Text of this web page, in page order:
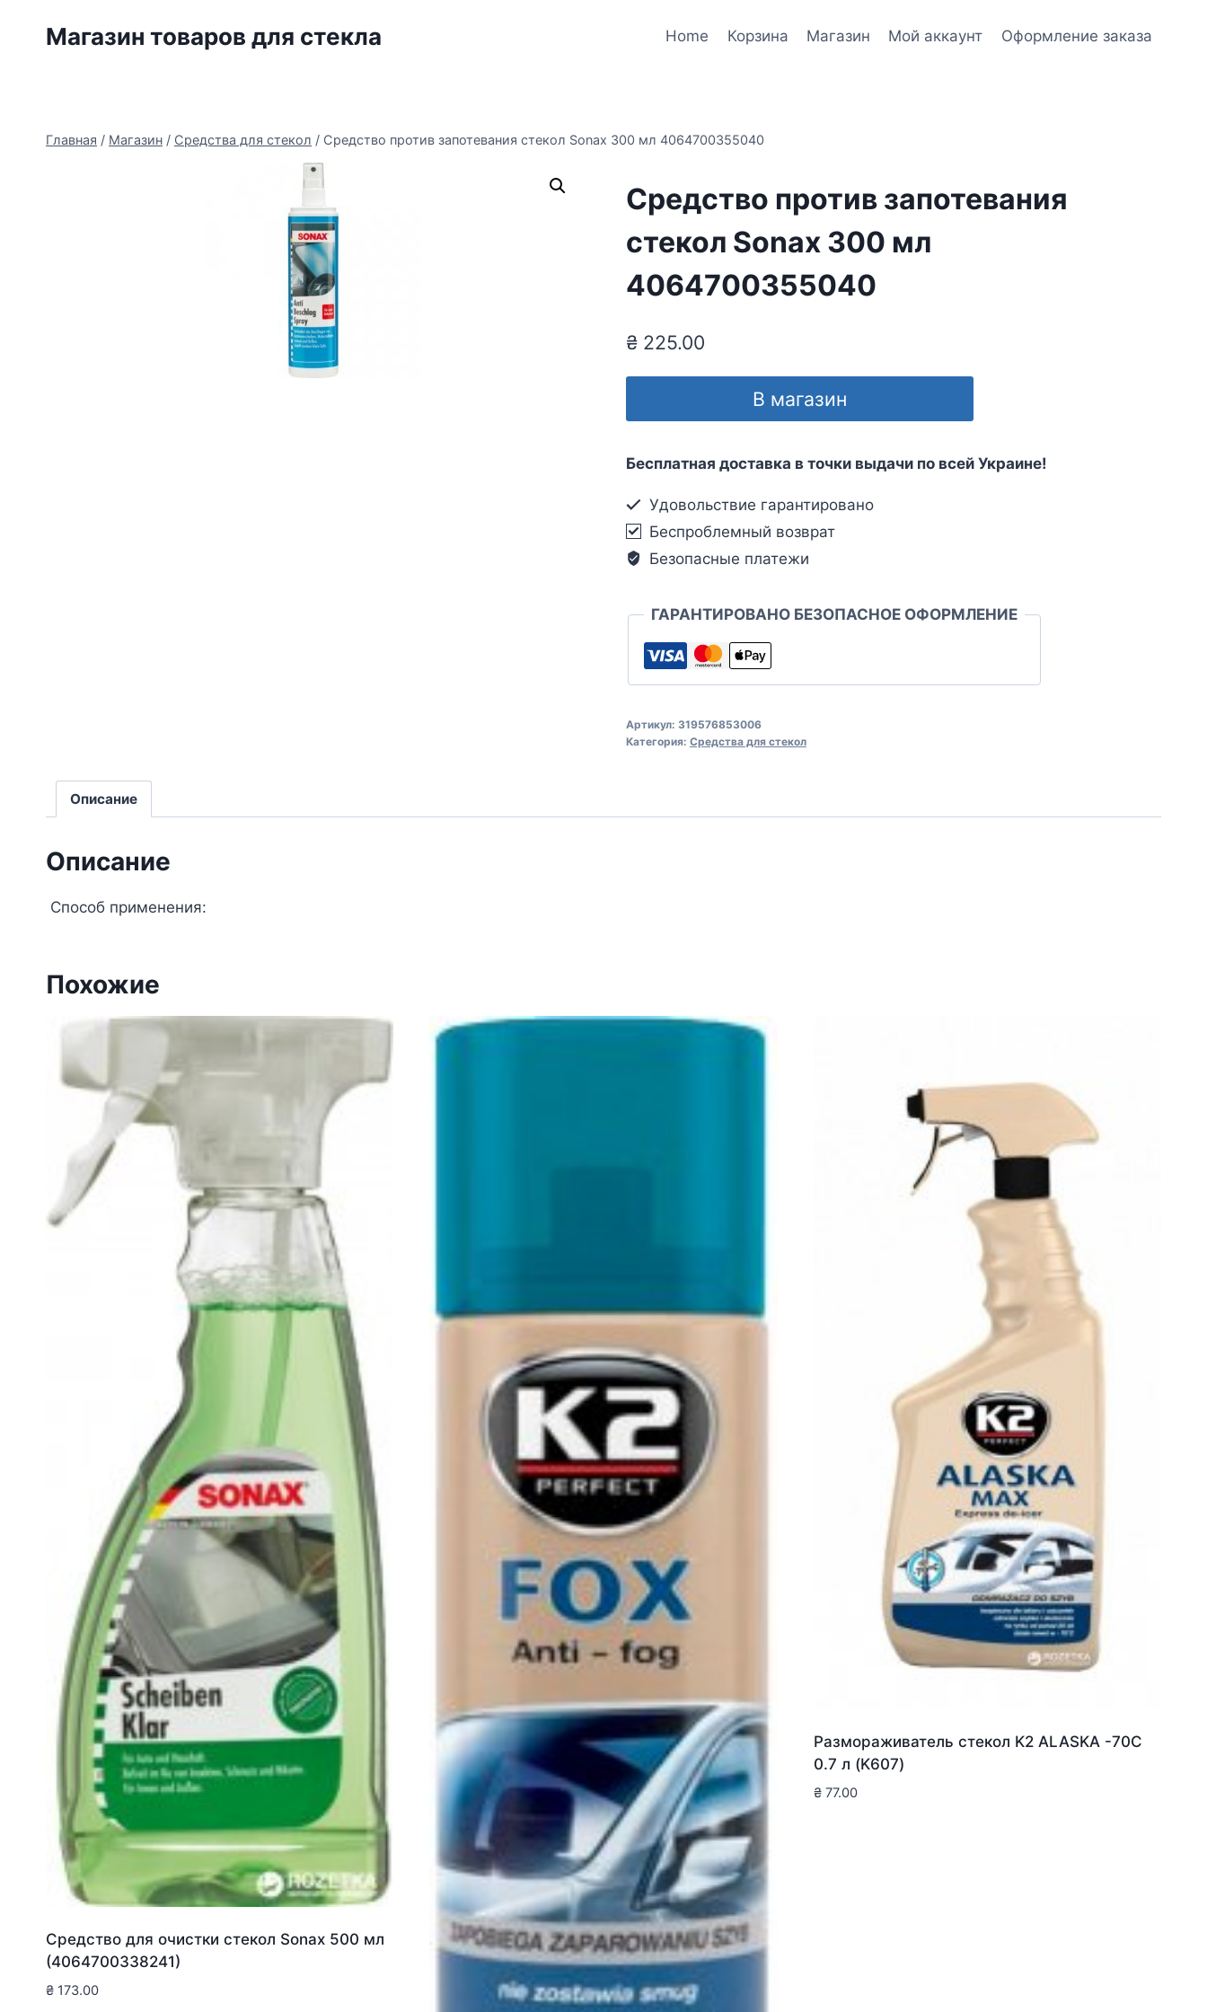
Магазин товаров для стекла Home Корзина Магазин Мой аккаунт Оформление заказа
Главная / Магазин / Средства для стекол / Средство против запотевания стекол Sonax 300 мл 4064700355040
Средство против запотевания
стекол Sonax 300 мл
4064700355040
₴225.00
В магазин
Бесплатная доставка в точки выдачи по всей Украине!
Удовольствие гарантировано
Беспроблемный возврат
Безопасные платежи
ГАРАНТИРОВАНО БЕЗОПАСНОЕ ОФОРМЛЕНИЕ
Артикул: 319576853006
Категория: Средства для стекол
Описание
Описание
Способ применения:
Похожие
Средство для очистки стекол Sonax 500 мл
(4064700338241)
₴ 173.00
Размораживатель стекол K2 ALASKA -70C
0.7 л (K607)
₴77.00